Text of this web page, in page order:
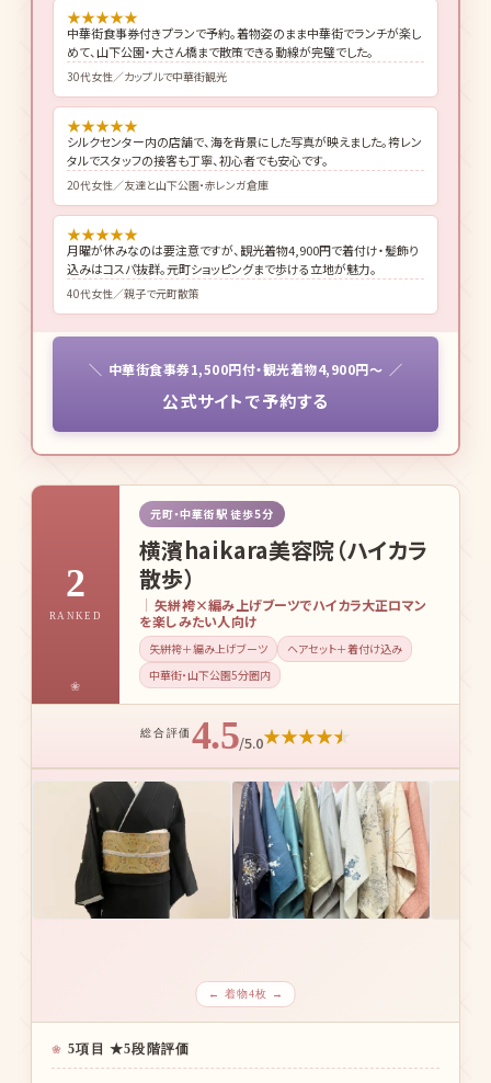
★★★★★
中華街食事券付きプランで予約。着物姿のまま中華街でランチが楽し
めて、山下公園・大さん橋まで散策できる動線が完璧でした。
30代女性／カップルで中華街観光
★★★★★
シルクセンター内の店舗で、海を背景にした写真が映えました。袴レン
タルでスタッフの接客も丁寧、初心者でも安心です。
20代女性／友達と山下公園・赤レンガ倉庫
★★★★★
月曜が休みなのは要注意ですが、観光着物4,900円で着付け・髪飾り
込みはコスパ抜群。元町ショッピングまで歩ける立地が魅力。
40代女性／親子で元町散策
中華街食事券1,500円付・観光着物4,900円〜
公式サイトで予約する
2
RANKED
元町・中華街駅 徒歩5分
横濱haikara美容院（ハイカラ
散歩）
矢絣袴×編み上げブーツでハイカラ大正ロマン
を楽しみたい人向け
矢絣袴＋編み上げブーツ
ヘアセット＋着付け込み
中華街・山下公園5分圏内
総合評価 4.5/5.0★★★★★
← 着物4枚 →
5項目 ★5段階評価